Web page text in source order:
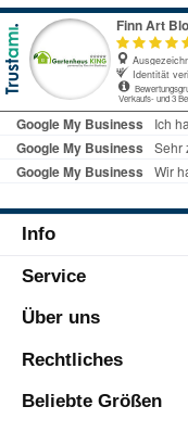
Info
Service
Über uns
Rechtliches
Beliebte Größen